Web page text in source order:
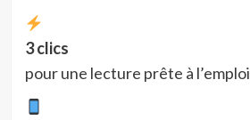
3 clics
pour une lecture prête à l’emploi